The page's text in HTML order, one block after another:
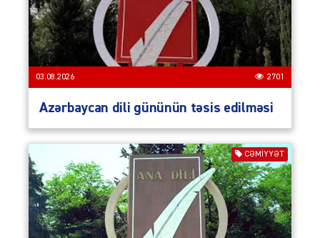
03.08.2026 2701
Azərbaycan dili gününün təsis edilməsi
CƏMIYYƏT